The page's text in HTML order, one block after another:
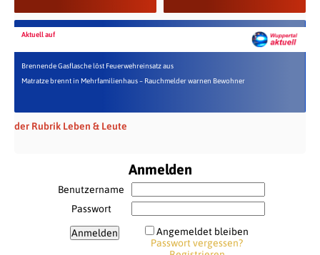
Aktuell auf
Brennende Gasflasche löst Feuerwehreinsatz aus
Matratze brennt in Mehrfamilienhaus – Rauchmelder warnen Bewohner
der Rubrik Leben & Leute
Anmelden
Benutzername
Passwort
Angemeldet bleiben
Passwort vergessen?